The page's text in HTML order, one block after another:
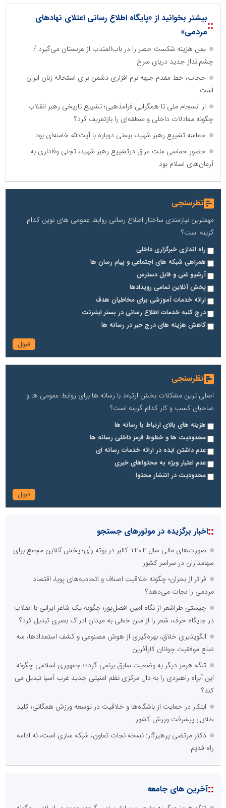
::بیشتر بخوانید از «پایگاه اطلاع رسانی اعتلای نهادهای
مردمی»
یمن هزینه شکست حصر را در باب‌المندب از عربستان می‌گیرد /
چشم‌انداز جدید دریای سرخ
حجاب، خط مقدم جبهه نرم افزاری دشمن برای استحاله زنان ایران
است
از انسجام ملی تا همگرایی فرامذهبی؛ تشییع تاریخی رهبر انقلاب
چگونه معادلات داخلی و منطقه‌ای را بازتعریف کرد؟
حماسه تشییع رهبر شهید، بیعتی دوباره با آیت‌الله خامنه‌ای بود
حضور حماسی ملت عراق درتشییع رهبر شهید، تجلی وفاداری به
آرمان‌های اسلام بود
نظرسنجی
مهمترین نیازمندی ساختار اطلاع رسانی روابط عمومی های نوین کدام
گزینه است؟
راه اندازی خبرگزاری داخلی
همراهی شبکه های اجتماعی و پیام رسان ها
آرشیو غنی و قابل دسترس
پخش آنلاین تمامی رویدادها
ارائه خدمات آموزشی برای مخاطیان هدف
درج کلیه خدمات اطلاع رسانی در بستر اینترنت
کاهش هزینه های درج خبر در رسانه ها
نظرسنجی
اصلی ترین مشکلات بخش ارتباط با رسانه ها برای روابط عمومی ها و
صاحبان کسب و کار کدام گزینه است؟
هزینه های بالای ارتباط با رسانه ها
محدودیت ها و خطوط قرمز داخلی رسانه ها
عدم داشتن ایده در ارائه خدمات رسانه ای
عدم اعتبار ویژه به محتواهای خبری
محدودیت در انتشار محتوا
::اخبار برگزیده در موتورهای جستجو
صورت‌های مالی سال ۱۴۰۴ کالبر در بوته رأی؛ پخش آنلاین مجمع برای
سهامداران در سراسر کشور
فراتر از بحران؛ چگونه خلاقیتِ اصناف و اتحادیه‌های پویا، اقتصاد
مردمی را نجات می‌دهد؟
چیستی طراشعر از نگاه امین افضل‌پور؛ چگونه یک شاعر ایرانی با انقلاب
در جایگاه حرف، شعر را از متن خطی به میدان ادراک بصری تبدیل کرد؟
الگوپذیری خلاق، بهره‌گیری از هوش مصنوعی و کشف استعدادها، سه
ضلع موفقیت جوانان کارآفرین
تنگه هرمز دیگر به وضعیت سابق برنمی گردد؛ جمهوری اسلامی چگونه
این آبراه راهبردی را به دال مرکزی نظم امنیتی جدید غرب آسیا تبدیل می
کند؟
ابتکار در حمایت از باشگاه‌ها و خلاقیت در توسعه ورزش همگانی؛ کلید
طلایی پیشرفت ورزش کشور
دکتر مرتضی پرهیزگار: نسخه نجات تعاون، شبکه سازی است، نه ادامه
راه قدیم
::آخرین های جامعه